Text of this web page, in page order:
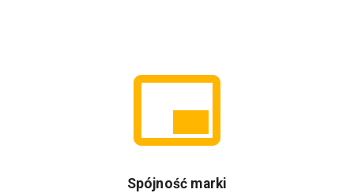
Spójność marki